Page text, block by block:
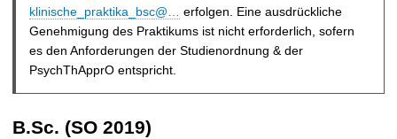
klinische_praktika_bsc@…
erfolgen. Eine ausdrückliche
Genehmigung des Praktikums ist nicht erforderlich, sofern
es den Anforderungen der Studienordnung & der
PsychThApprO entspricht.
B.Sc. (SO 2019)